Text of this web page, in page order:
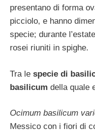
presentano di forma
picciolo, e hanno
specie; durante
rosei riuniti in spighe.
Tra le specie di
basilicum della quale
Ocimum basilicum
Messico con i fiori di